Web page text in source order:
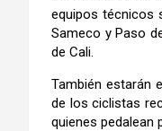
equipos técnicos
Sameco y Paso
de Cali.
También estarán
de los ciclistas
quienes pedalean